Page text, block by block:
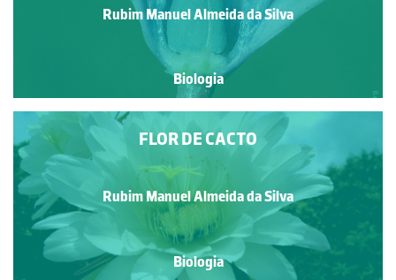
Rubim Manuel Almeida da Silva
Biologia
FLOR DE CACTO
Rubim Manuel Almeida da Silva
Biologia